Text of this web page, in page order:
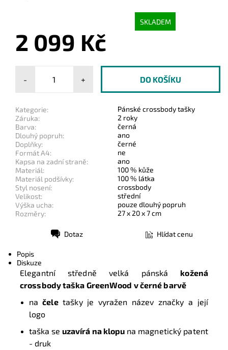
SKLADEM
2 099 Kč
- +
Kategorie:
Pánské crossbody tašky
Záruka:
2 roky
Barva:
černá
Dlouhý popruh:
ano
Doplňky:
černé
Formát A4:
ne
Kapsa na zadní straně:
ano
Materiál:
100 % kůže
Materiál podšívky:
100 % látka
Styl nosení:
crossbody
Velikost:
střední
Výška ucha:
pouze dlouhý popruh
Rozměry:
27 x 20 x 7 cm
Dotaz Hlídat cenu
Popis
Diskuze
Elegantní středně velká pánská kožená
crossbody taška GreenWood v černé barvě
načeletašky je vyražen název značky a její
logo
taška se uzavírá na klopu na magnetický patent
- druk